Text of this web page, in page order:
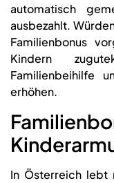
automatisch
ausbezahlt.
Familienbonus
Kindern
Familienbeihilfe
erhöhen.
In Österreich lebt